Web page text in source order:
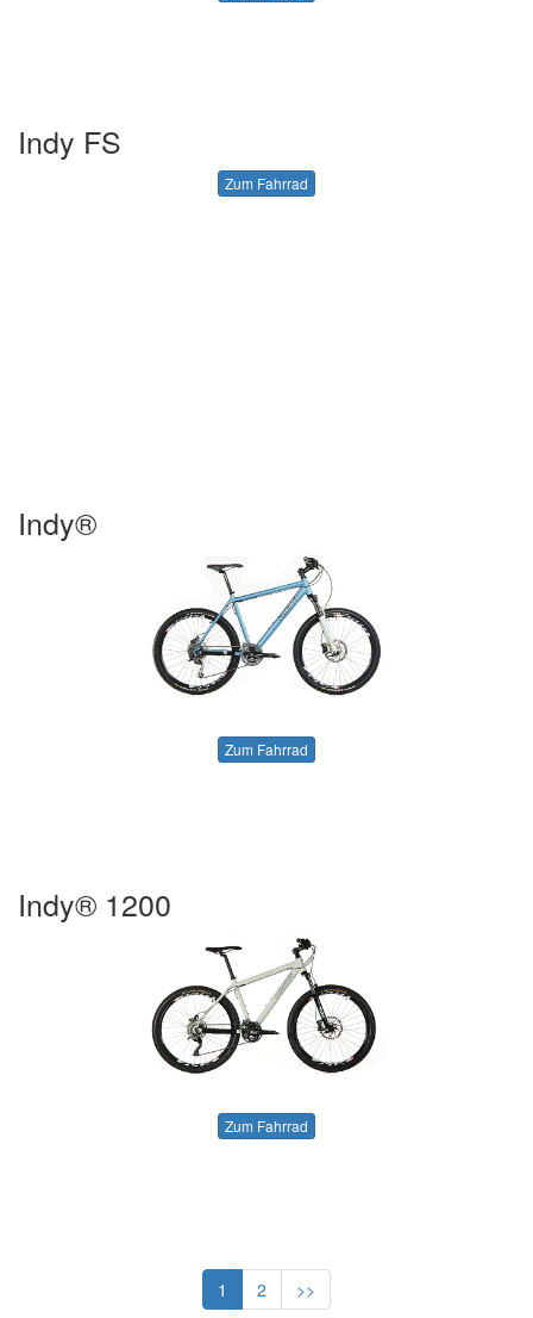
Indy FS
Zum Fahrrad
Indy®
Zum Fahrrad
Indy® 1200
Zum Fahrrad
1 2 >>